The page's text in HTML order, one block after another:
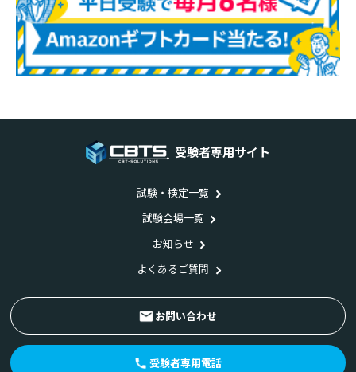
受験者専用サイト
試験・検定一覧
試験会場一覧
お知らせ
よくあるご質問
お問い合わせ
受験者専用電話